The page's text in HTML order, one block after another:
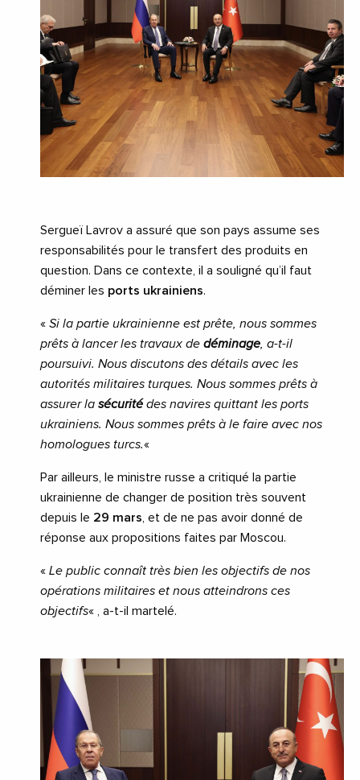
Sergueï Lavrov a assuré que son pays assume ses
responsabilités pour le transfert des produits en
question. Dans ce contexte, il a souligné qu’il faut
déminer les ports ukrainiens.
« Si la partie ukrainienne est prête, nous sommes
prêts à lancer les travaux de déminage , a-t-il
poursuivi. Nous discutons des détails avec les
autorités militaires turques. Nous sommes prêts à
assurer la sécurité des navires quittant les ports
ukrainiens. Nous sommes prêts à le faire avec nos
homologues turcs.«
Par ailleurs, le ministre russe a critiqué la partie
ukrainienne de changer de position très souvent
depuis le 29 mars , et de ne pas avoir donné de
réponse aux propositions faites par Moscou.
« Le public connaît très bien les objectifs de nos
opérations militaires et nous atteindrons ces
objectifs« , a-t-il martelé.